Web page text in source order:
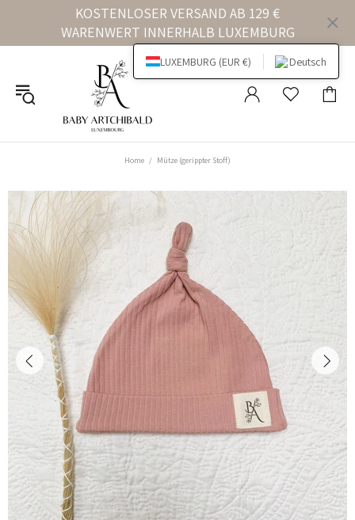
KOSTENLOSER VERSAND AB 129 €
WARENWERT INNERHALB LUXEMBURG
Home Mütze (gerippter Stoff)
LUXEMBURG (EUR €) Deutsch